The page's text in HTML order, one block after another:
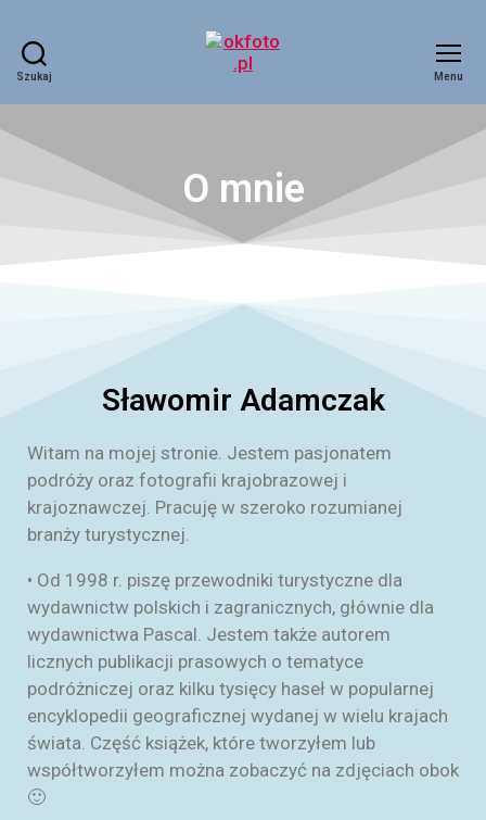
Szukaj Menu
O mnie
Sławomir Adamczak
Witam na mojej stronie. Jestem pasjonatem
podróży oraz fotografii krajobrazowej i
krajoznawczej. Pracuję w szeroko rozumianej
branży turystycznej.
• Od 1998 r. piszę przewodniki turystyczne dla
wydawnictw polskich i zagranicznych, głównie dla
wydawnictwa Pascal. Jestem także autorem
licznych publikacji prasowych o tematyce
podróżniczej oraz kilku tysięcy haseł w popularnej
encyklopedii geograficznej wydanej w wielu krajach
świata. Część książek, które tworzyłem lub
współtworzyłem można zobaczyć na zdjęciach obok
🙂